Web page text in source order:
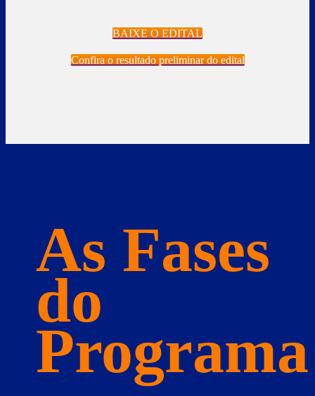
BAIXE O EDITAL
Confira o resultado preliminar do edital
As Fases
do
Programa